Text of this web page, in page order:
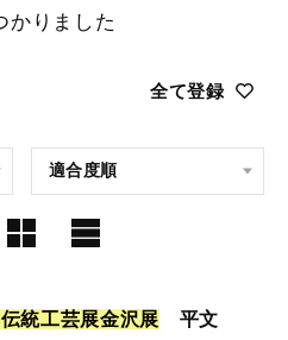
全て登録
かりました
伝統工芸展金沢展 平文